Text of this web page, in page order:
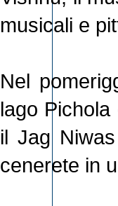
musicali e
Nel
lago
il Jag
cenerete in